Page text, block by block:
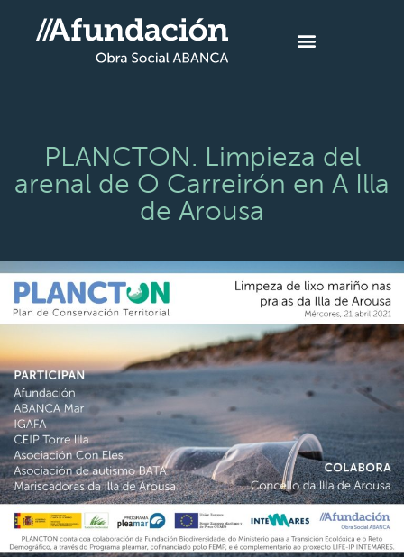
PLANCTON. Limpieza del
arenal de O Carreirón en A Illa
de Arousa